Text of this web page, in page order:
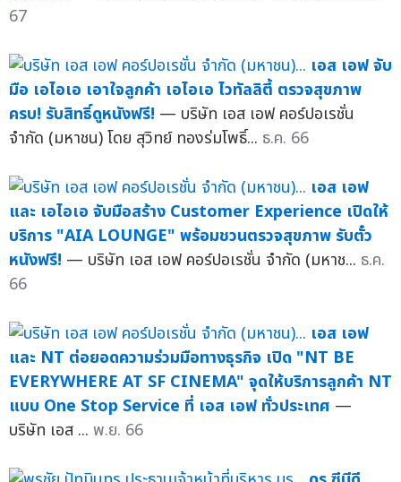
67
เอส เอฟ จับ
มือ เอไอเอ เอาใจลูกค้า เอไอเอ ไวทัลลิตี้ ตรวจสุขภาพ
ครบ! รับสิทธิ์ดูหนังฟรี! — บริษัท เอส เอฟ คอร์ปอเรชั่น
จำกัด (มหาชน) โดย สุวิทย์ ทองร่มโพธิ์... ธ.ค. 66
เอส เอฟ
และ เอไอเอ จับมือสร้าง Customer Experience เปิดให้
บริการ "AIA LOUNGE" พร้อมชวนตรวจสุขภาพ รับตั๋ว
หนังฟรี! — บริษัท เอส เอฟ คอร์ปอเรชั่น จำกัด (มหาช... ธ.ค.
66
เอส เอฟ
และ NT ต่อยอดความร่วมมือทางธุรกิจ เปิด "NT BE
EVERYWHERE AT SF CINEMA" จุดให้บริการลูกค้า NT
แบบ One Stop Service ที่ เอส เอฟ ทั่วประเทศ —
บริษัท เอส ... พ.ย. 66